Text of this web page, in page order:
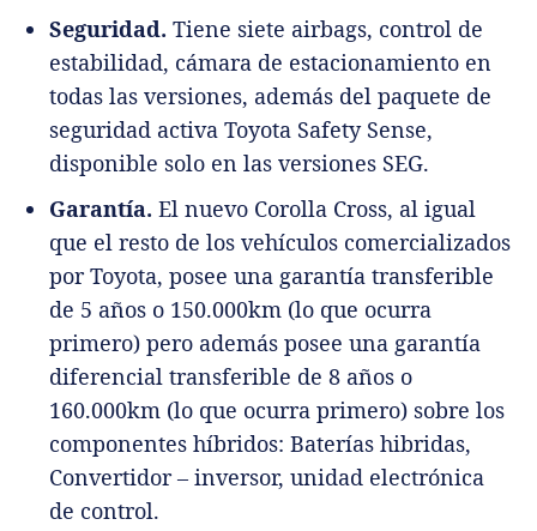
Seguridad. Tiene siete airbags, control de
estabilidad, cámara de estacionamiento en
todas las versiones, además del paquete de
seguridad activa Toyota Safety Sense,
disponible solo en las versiones SEG.
Garantía. El nuevo Corolla Cross, al igual
que el resto de los vehículos comercializados
por Toyota, posee una garantía transferible
de 5 años o 150.000km (lo que ocurra
primero) pero además posee una garantía
diferencial transferible de 8 años o
160.000km (lo que ocurra primero) sobre los
componentes híbridos: Baterías hibridas,
Convertidor – inversor, unidad electrónica
de control.